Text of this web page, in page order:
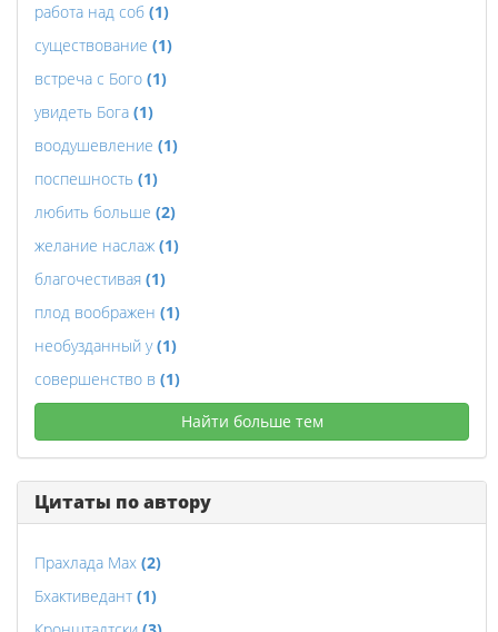
работа над соб (1)
существование (1)
встреча с Бого (1)
увидеть Бога (1)
воодушевление (1)
поспешность (1)
любить больше (2)
желание наслаж (1)
благочестивая (1)
плод воображен (1)
необузданный у(1)
совершенство в (1)
Найти больше тем
Цитаты по автору
Прахлада Мах (2)
Бхактиведант (1)